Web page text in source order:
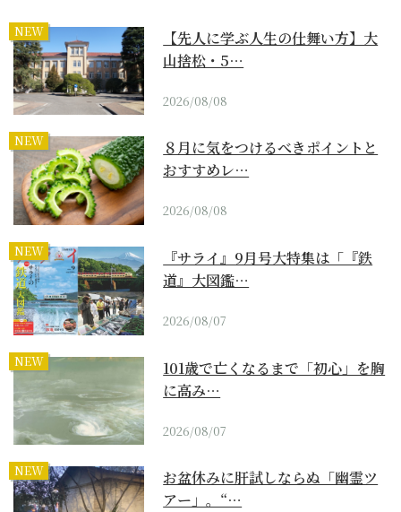
NEW
【先人に学ぶ人生の仕舞い方】大
山捨松・5…
2026/08/08
NEW
８月に気をつけるべきポイントと
おすすめレ…
2026/08/08
NEW
『サライ』9月号大特集は「『鉄
道』大図鑑…
2026/08/07
NEW
101歳で亡くなるまで「初心」を胸
に高み…
2026/08/07
NEW
お盆休みに肝試しならぬ「幽霊ツ
アー」。“…